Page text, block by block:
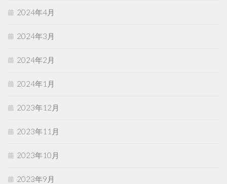
2024年4月
2024年3月
2024年2月
2024年1月
2023年12月
2023年11月
2023年10月
2023年9月